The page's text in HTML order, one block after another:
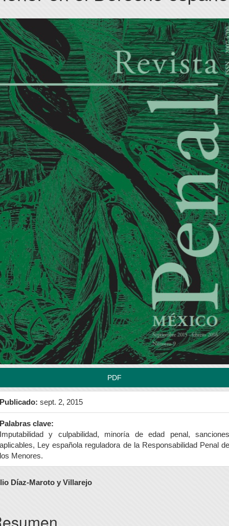
PDF
Publicado: sept. 2, 2015
Palabras clave:
Imputabilidad y culpabilidad, minoría de edad penal, sanciones
aplicables, Ley española reguladora de la Responsabilidad Penal de
los Menores.
Díaz-Maroto y Villarejo